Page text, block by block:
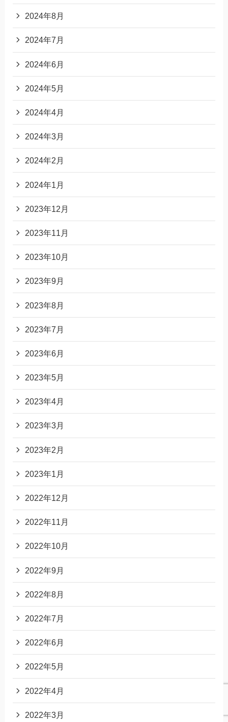
2024年8月
2024年7月
2024年6月
2024年5月
2024年4月
2024年3月
2024年2月
2024年1月
2023年12月
2023年11月
2023年10月
2023年9月
2023年8月
2023年7月
2023年6月
2023年5月
2023年4月
2023年3月
2023年2月
2023年1月
2022年12月
2022年11月
2022年10月
2022年9月
2022年8月
2022年7月
2022年6月
2022年5月
2022年4月
2022年3月